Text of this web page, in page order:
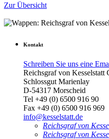
Zur Übersicht
Kontakt
Schreiben Sie uns eine
Reichsgraf von Kesselstatt
Schlossgut Marienlay
D-54317 Morscheid
Tel +49 (0) 6500 916 90
Fax +49 (0) 6500 916 969
info@kesselstatt.de
Reichsgraf von
Reichsgraf von